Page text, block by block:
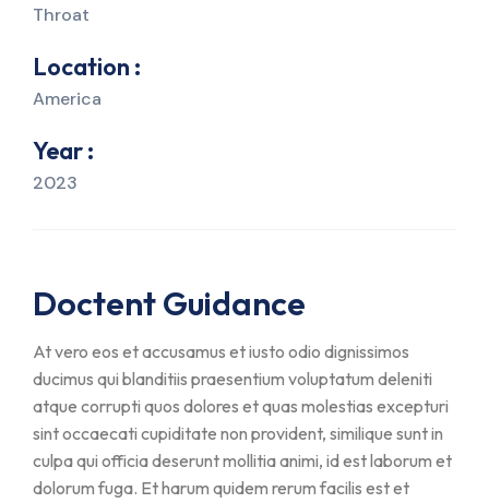
Throat
Location :
America
Year :
2023
Doctent Guidance
At vero eos et accusamus et iusto odio dignissimos
ducimus qui blanditiis praesentium voluptatum deleniti
atque corrupti quos dolores et quas molestias excepturi
sint occaecati cupiditate non provident, similique sunt in
culpa qui officia deserunt mollitia animi, id est laborum et
dolorum fuga. Et harum quidem rerum facilis est et